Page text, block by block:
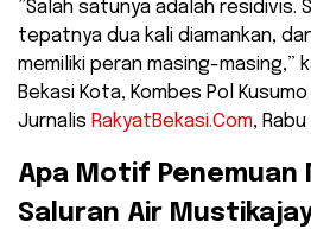
​”Salah satunya adalah residivis.
tepatnya dua kali diamankan,
memiliki peran masing-masing,”
Bekasi Kota, Kombes Pol
Jurnalis RakyatBekasi.Com,
​Apa Motif Penemuan
Saluran Air